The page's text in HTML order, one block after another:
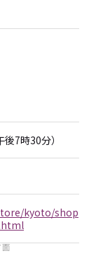
7時30分）
kyoto/shop